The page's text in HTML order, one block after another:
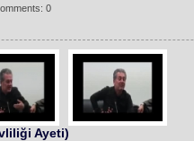
0
Ayeti)